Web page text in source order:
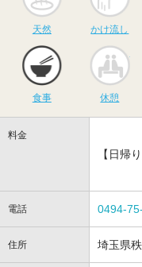
天然 かけ流し
食事 休憩
料金
【日帰
電話 0494-
住所 埼玉県